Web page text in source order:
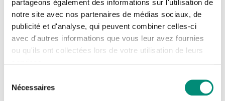
partageons également des informations sur l'utilisation de
notre site avec nos partenaires de médias sociaux, de
publicité et d'analyse, qui peuvent combiner celles-ci
avec d'autres informations que vous leur avez fournies
ou qu'ils ont collectées lors de votre utilisation de leurs
Nécessaires
Franco-Surinamaise)
La restitution officielle organisée à Kourou et Cayenne,
en présence d'une délégation surinamaise de haut niveau
le bassin du Maroni :
J'ai déjà un compte
Adresse email *